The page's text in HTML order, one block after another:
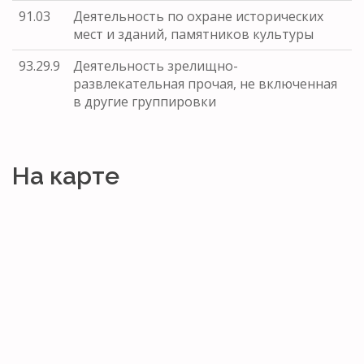
91.03
Деятельность по охране исторических
мест и зданий, памятников культуры
93.29.9
Деятельность зрелищно-
развлекательная прочая, не включенная
в другие группировки
На карте